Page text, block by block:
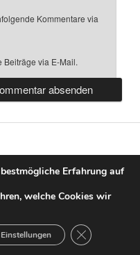
Kommentare via
Beiträge via E-Mail.
von WordPress
Erfahrung auf
welche Cookies wir
Einstellungen GDPR